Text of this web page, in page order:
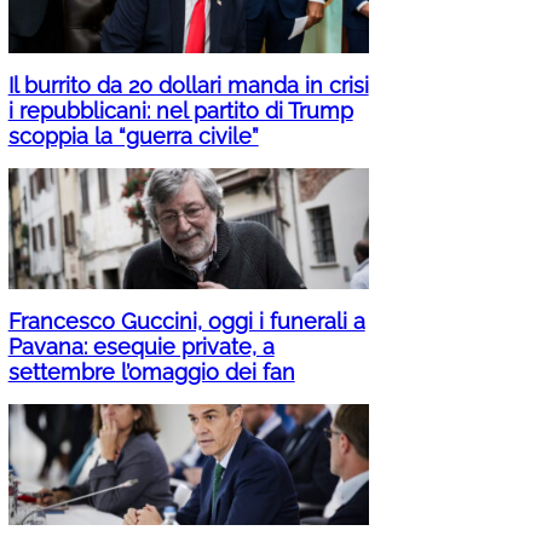
Il burrito da 20 dollari manda in crisi
i repubblicani: nel partito di Trump
scoppia la “guerra civile”
Francesco Guccini, oggi i funerali a
Pavana: esequie private, a
settembre l’omaggio dei fan